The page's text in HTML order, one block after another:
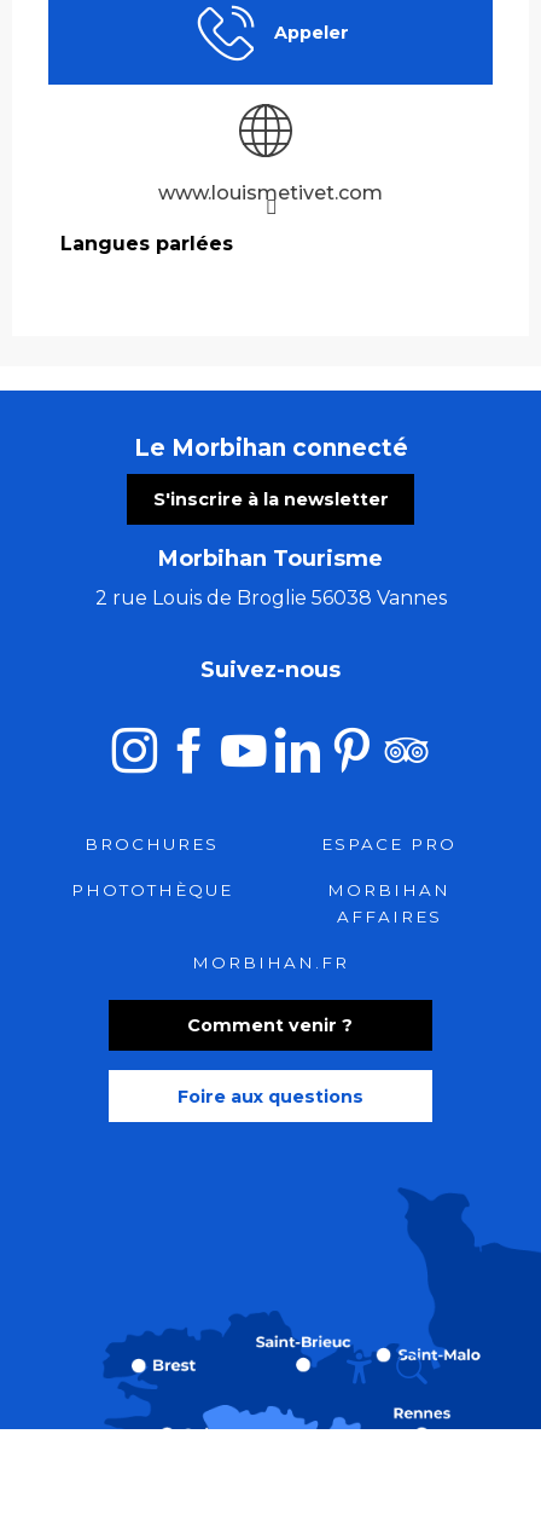
Recherche
Appeler
www.louismetivet.com
Langues parlées
Langues parlées
Le Morbihan connecté
S'inscrire à la newsletter
Morbihan Tourisme
2 rue Louis de Broglie 56038 Vannes
Comment venir ?
Foire aux questions
Suivez-nous
BROCHURES ESPACE PRO
PHOTOTHÈQUE
MORBIHAN
AFFAIRES
MORBIHAN.FR